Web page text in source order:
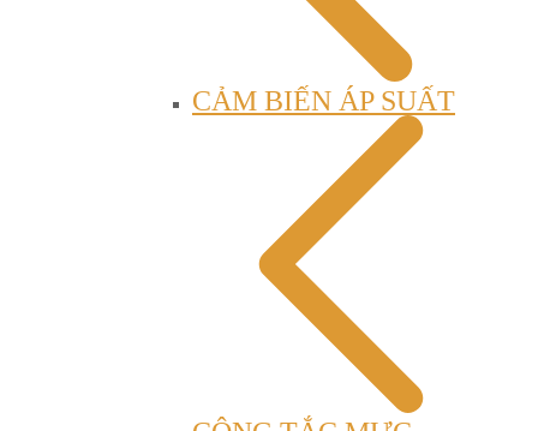
CẢM BIẾN ÁP SUẤT